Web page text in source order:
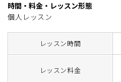
時間・料金・レッスン形態
個人レッスン
レッスン時間
レッスン料金